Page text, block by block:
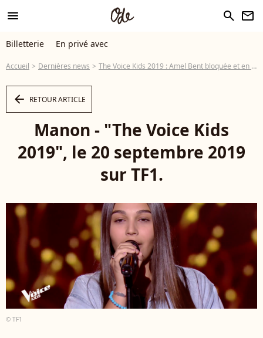
menu search newsletter
Billetterie En privé avec
Accueil Dernières news The Voice Kids 2019 : Amel Bent bloquée et en larmes, tous les talents trouvés !
arrow_left RETOUR ARTICLE
Manon - "The Voice Kids
2019", le 20 septembre 2019
sur TF1.
© TF1